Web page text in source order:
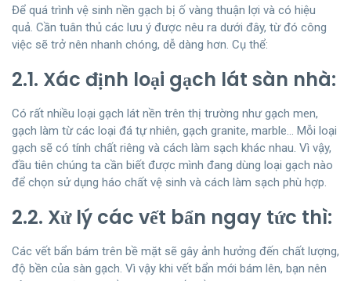
Để quá trình vệ sinh nền gạch bị ố vàng thuận lợi và có hiệu
quả. Cần tuân thủ các lưu ý được nêu ra dưới đây, từ đó công
việc sẽ trở nên nhanh chóng, dễ dàng hơn. Cụ thể:
2.1. Xác định loại gạch lát sàn nhà:
Có rất nhiều loại gạch lát nền trên thị trường như gạch men,
gạch làm từ các loại đá tự nhiên, gạch granite, marble… Mỗi loại
gạch sẽ có tính chất riêng và cách làm sạch khác nhau. Vì vậy,
đầu tiên chúng ta cần biết được mình đang dùng loại gạch nào
để chọn sử dụng háo chất vệ sinh và cách làm sạch phù hợp.
2.2. Xử lý các vết bẩn ngay tức thì:
Các vết bẩn bám trên bề mặt sẽ gây ảnh hưởng đến chất lượng,
độ bền của sàn gạch. Vì vậy khi vết bẩn mới bám lên, bạn nên